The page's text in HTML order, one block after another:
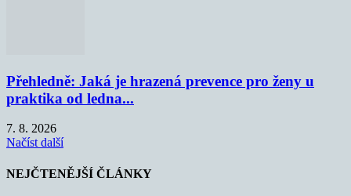
Přehledně: Jaká je hrazená prevence pro ženy u
praktika od ledna...
7. 8. 2026
Načíst další
NEJČTENĚJŠÍ ČLÁNKY